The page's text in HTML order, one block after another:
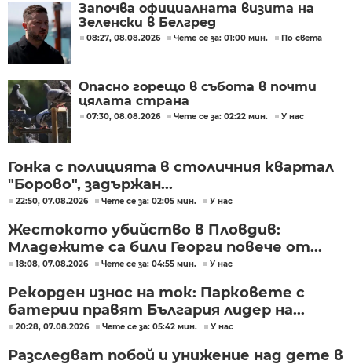
Започва официалната визита на
Зеленски в Белгред
08:27, 08.08.2026 Чете се за: 01:00 мин. По света
Опасно горещо в събота в почти
цялата страна
07:30, 08.08.2026 Чете се за: 02:22 мин. У нас
Гонка с полицията в столичния квартал
"Борово", задържан...
22:50, 07.08.2026 Чете се за: 02:05 мин. У нас
Жестокото убийство в Пловдив:
Младежите са били Георги повече от...
18:08, 07.08.2026 Чете се за: 04:55 мин. У нас
Рекорден износ на ток: Парковете с
батерии правят България лидер на...
20:28, 07.08.2026 Чете се за: 05:42 мин. У нас
Разследват побой и унижение над дете в